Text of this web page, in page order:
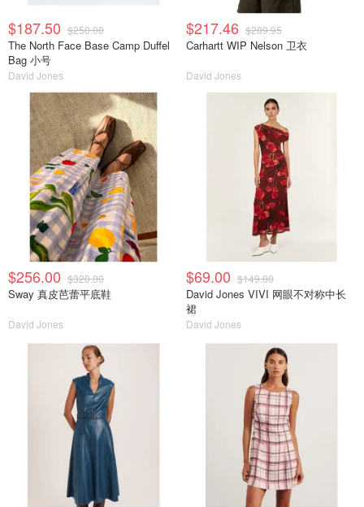
$187.50 $250.00
The North Face Base Camp Duffel
Bag 小号
David Jones
$217.46 $289.95
Carhartt WIP Nelson 卫衣
David Jones
$256.00 $320.00
Sway 真皮芭蕾平底鞋
David Jones
$69.00 $149.00
David Jones VIVI 网眼不对称中长
裙
David Jones